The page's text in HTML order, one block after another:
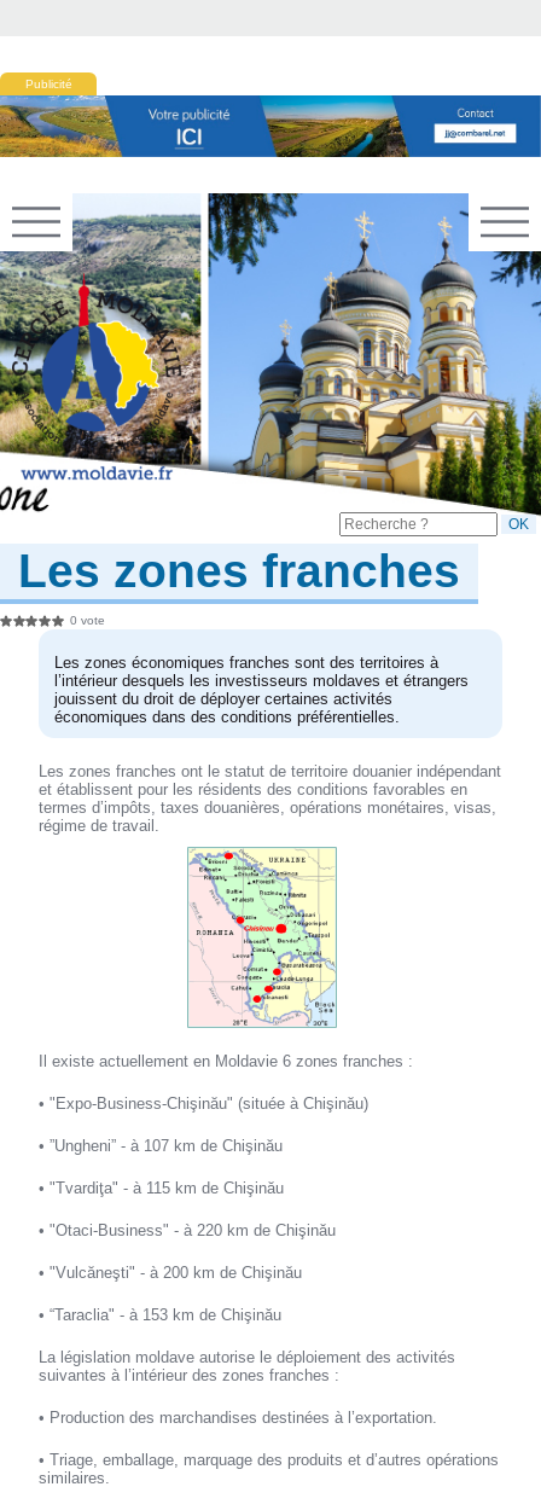
Publicité
Les zones franches
0 vote
Les zones économiques franches sont des territoires à
l’intérieur desquels les investisseurs moldaves et étrangers
jouissent du droit de déployer certaines activités
économiques dans des conditions préférentielles.
Les zones franches ont le statut de territoire douanier indépendant
et établissent pour les résidents des conditions favorables en
termes d’impôts, taxes douanières, opérations monétaires, visas,
régime de travail.
Il existe actuellement en Moldavie 6 zones franches :
• "Expo-Business-Chişinău" (située à Chişinău)
• ”Ungheni” - à 107 km de Chişinău
• "Tvardiţa" - à 115 km de Chişinău
• "Otaci-Business" - à 220 km de Chişinău
• "Vulcăneşti" - à 200 km de Chişinău
• “Taraclia" - à 153 km de Chişinău
La législation moldave autorise le déploiement des activités
suivantes à l’intérieur des zones franches :
• Production des marchandises destinées à l’exportation.
• Triage, emballage, marquage des produits et d’autres opérations
similaires.